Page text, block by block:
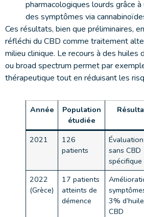
pharmacologiques lourds grâce
des symptômes via
Ces résultats, bien que préliminaires,
réfléchi du CBD comme traitement
milieu clinique. Le recours à des huiles
ou broad spectrum permet par
thérapeutique tout en réduisant les
Année
Population
étudiée
2021
126
patients
sans CBD
spécifique
2022
(Grèce)
17 patients
atteints de
démence
3%
CBD